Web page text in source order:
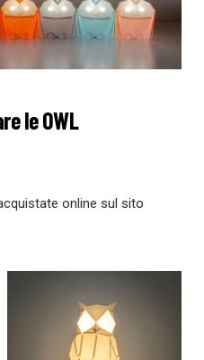
le OWL
online sul sito